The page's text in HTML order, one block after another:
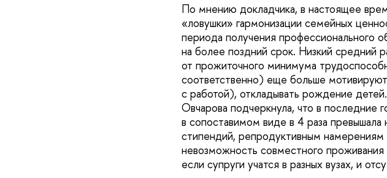
По мнению докладчика, в настоящее
«ловушки» гармонизации семейных
периода получения профессионального
на более поздний срок. Низкий средний
от прожиточного минимума
соответственно) еще больше
с работой), откладывать рождение
Овчарова подчеркнула, что в последние
в сопоставимом виде в 4 раза
стипендий, репродуктивным
невозможность совместного
если супруги учатся в разных вузах, и